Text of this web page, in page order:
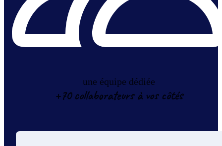
une équipe dédiée
+70 collaborateurs à vos côtés